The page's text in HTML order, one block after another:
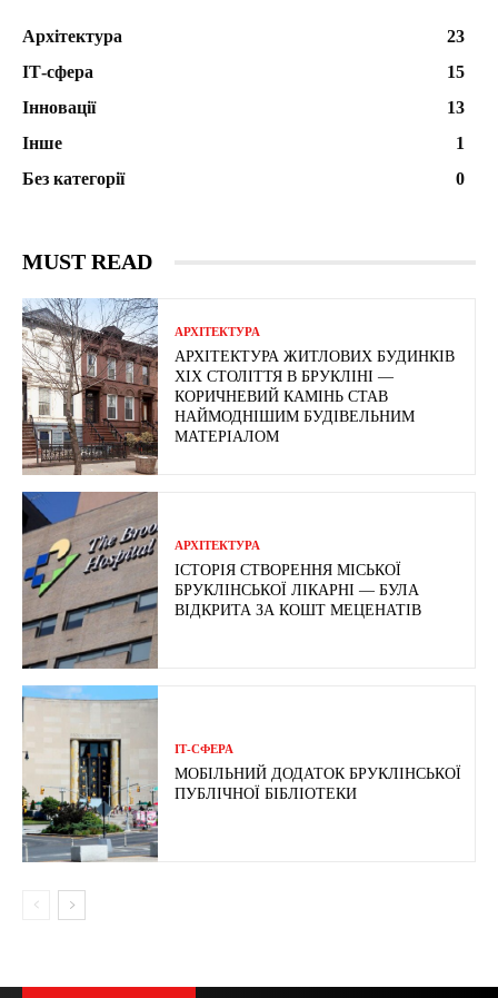
Архітектура
23
ІТ-сфера
15
Інновації
13
Інше
1
Без категорії
0
MUST READ
АРХІТЕКТУРА
АРХІТЕКТУРА ЖИТЛОВИХ БУДИНКІВ
ХІХ СТОЛІТТЯ В БРУКЛІНІ —
КОРИЧНЕВИЙ КАМІНЬ СТАВ
НАЙМОДНІШИМ БУДІВЕЛЬНИМ
МАТЕРІАЛОМ
АРХІТЕКТУРА
ІСТОРІЯ СТВОРЕННЯ МІСЬКОЇ
БРУКЛІНСЬКОЇ ЛІКАРНІ — БУЛА
ВІДКРИТА ЗА КОШТ МЕЦЕНАТІВ
ІТ-СФЕРА
МОБІЛЬНИЙ ДОДАТОК БРУКЛІНСЬКОЇ
ПУБЛІЧНОЇ БІБЛІОТЕКИ